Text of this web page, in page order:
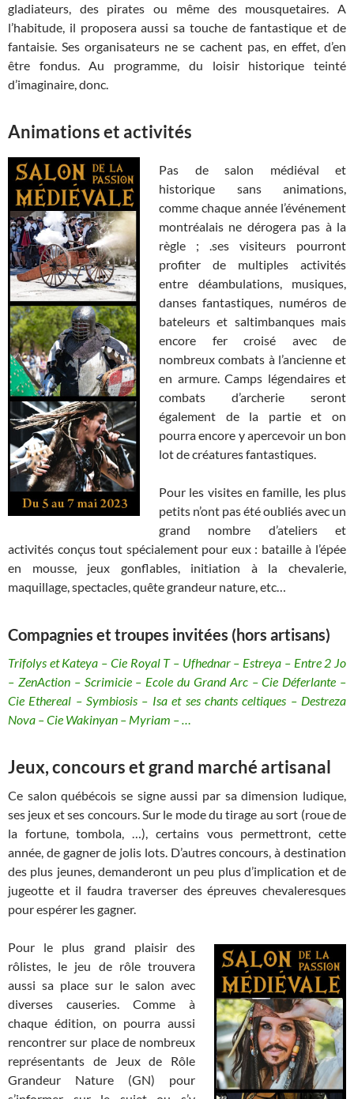
gladiateurs, des pirates ou même des mousquetaires. A
l’habitude, il proposera aussi sa touche de fantastique et de
fantaisie. Ses organisateurs ne se cachent pas, en effet, d’en
être fondus. Au programme, du loisir historique teinté
d’imaginaire, donc.
Animations et activités
Pas de salon médiéval et
historique sans animations,
comme chaque année l’événement
montréalais ne dérogera pas à la
règle ; .ses visiteurs pourront
profiter de multiples activités
entre déambulations, musiques,
danses fantastiques, numéros de
bateleurs et saltimbanques mais
encore fer croisé avec de
nombreux combats à l’ancienne et
en armure. Camps légendaires et
combats d’archerie seront
également de la partie et on
pourra encore y apercevoir un bon
lot de créatures fantastiques.
Pour les visites en famille, les plus
petits n’ont pas été oubliés avec un
grand nombre d’ateliers et
activités conçus tout spécialement pour eux : bataille à l’épée
en mousse, jeux gonflables, initiation à la chevalerie,
maquillage, spectacles, quête grandeur nature, etc…
Compagnies et troupes invitées (hors artisans)
Trifolys et Kateya – Cie Royal T – Ufhednar – Estreya – Entre 2 Jo
– ZenAction – Scrimicie – Ecole du Grand Arc – Cie Déferlante –
Cie Ethereal – Symbiosis – Isa et ses chants celtiques – Destreza
Nova – Cie Wakinyan – Myriam – …
Jeux, concours et grand marché artisanal
Ce salon québécois se signe aussi par sa dimension ludique,
ses jeux et ses concours. Sur le mode du tirage au sort (roue de
la fortune, tombola, …), certains vous permettront, cette
année, de gagner de jolis lots. D’autres concours, à destination
des plus jeunes, demanderont un peu plus d’implication et de
jugeotte et il faudra traverser des épreuves chevaleresques
pour espérer les gagner.
Pour le plus grand plaisir des
rôlistes, le jeu de rôle trouvera
aussi sa place sur le salon avec
diverses causeries. Comme à
chaque édition, on pourra aussi
rencontrer sur place de nombreux
représentants de Jeux de Rôle
Grandeur Nature (GN) pour